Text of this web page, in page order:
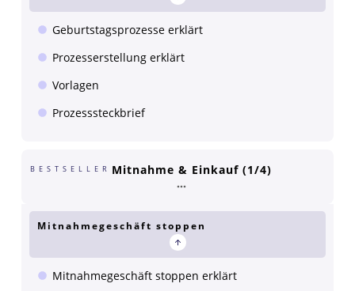
Geburtstagsprozesse erklärt
Prozesserstellung erklärt
Vorlagen
Prozesssteckbrief
BESTSELLER Mitnahme & Einkauf (1/4)
Mitnahmegeschäft stoppen
Mitnahmegeschäft stoppen erklärt